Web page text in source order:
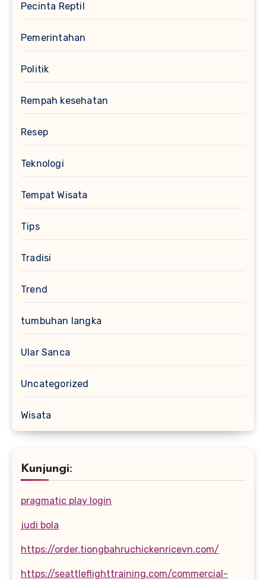
Pecinta Reptil
Pemerintahan
Politik
Rempah kesehatan
Resep
Teknologi
Tempat Wisata
Tips
Tradisi
Trend
tumbuhan langka
Ular Sanca
Uncategorized
Wisata
Kunjungi:
pragmatic play login
judi bola
https://order.tiongbahruchickenricevn.com/
https://seattleflighttraining.com/commercial-